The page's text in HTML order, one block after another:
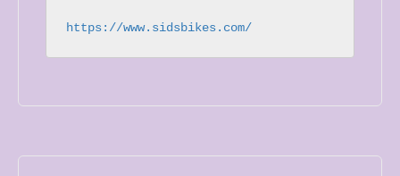
https://www.sidsbikes.com/